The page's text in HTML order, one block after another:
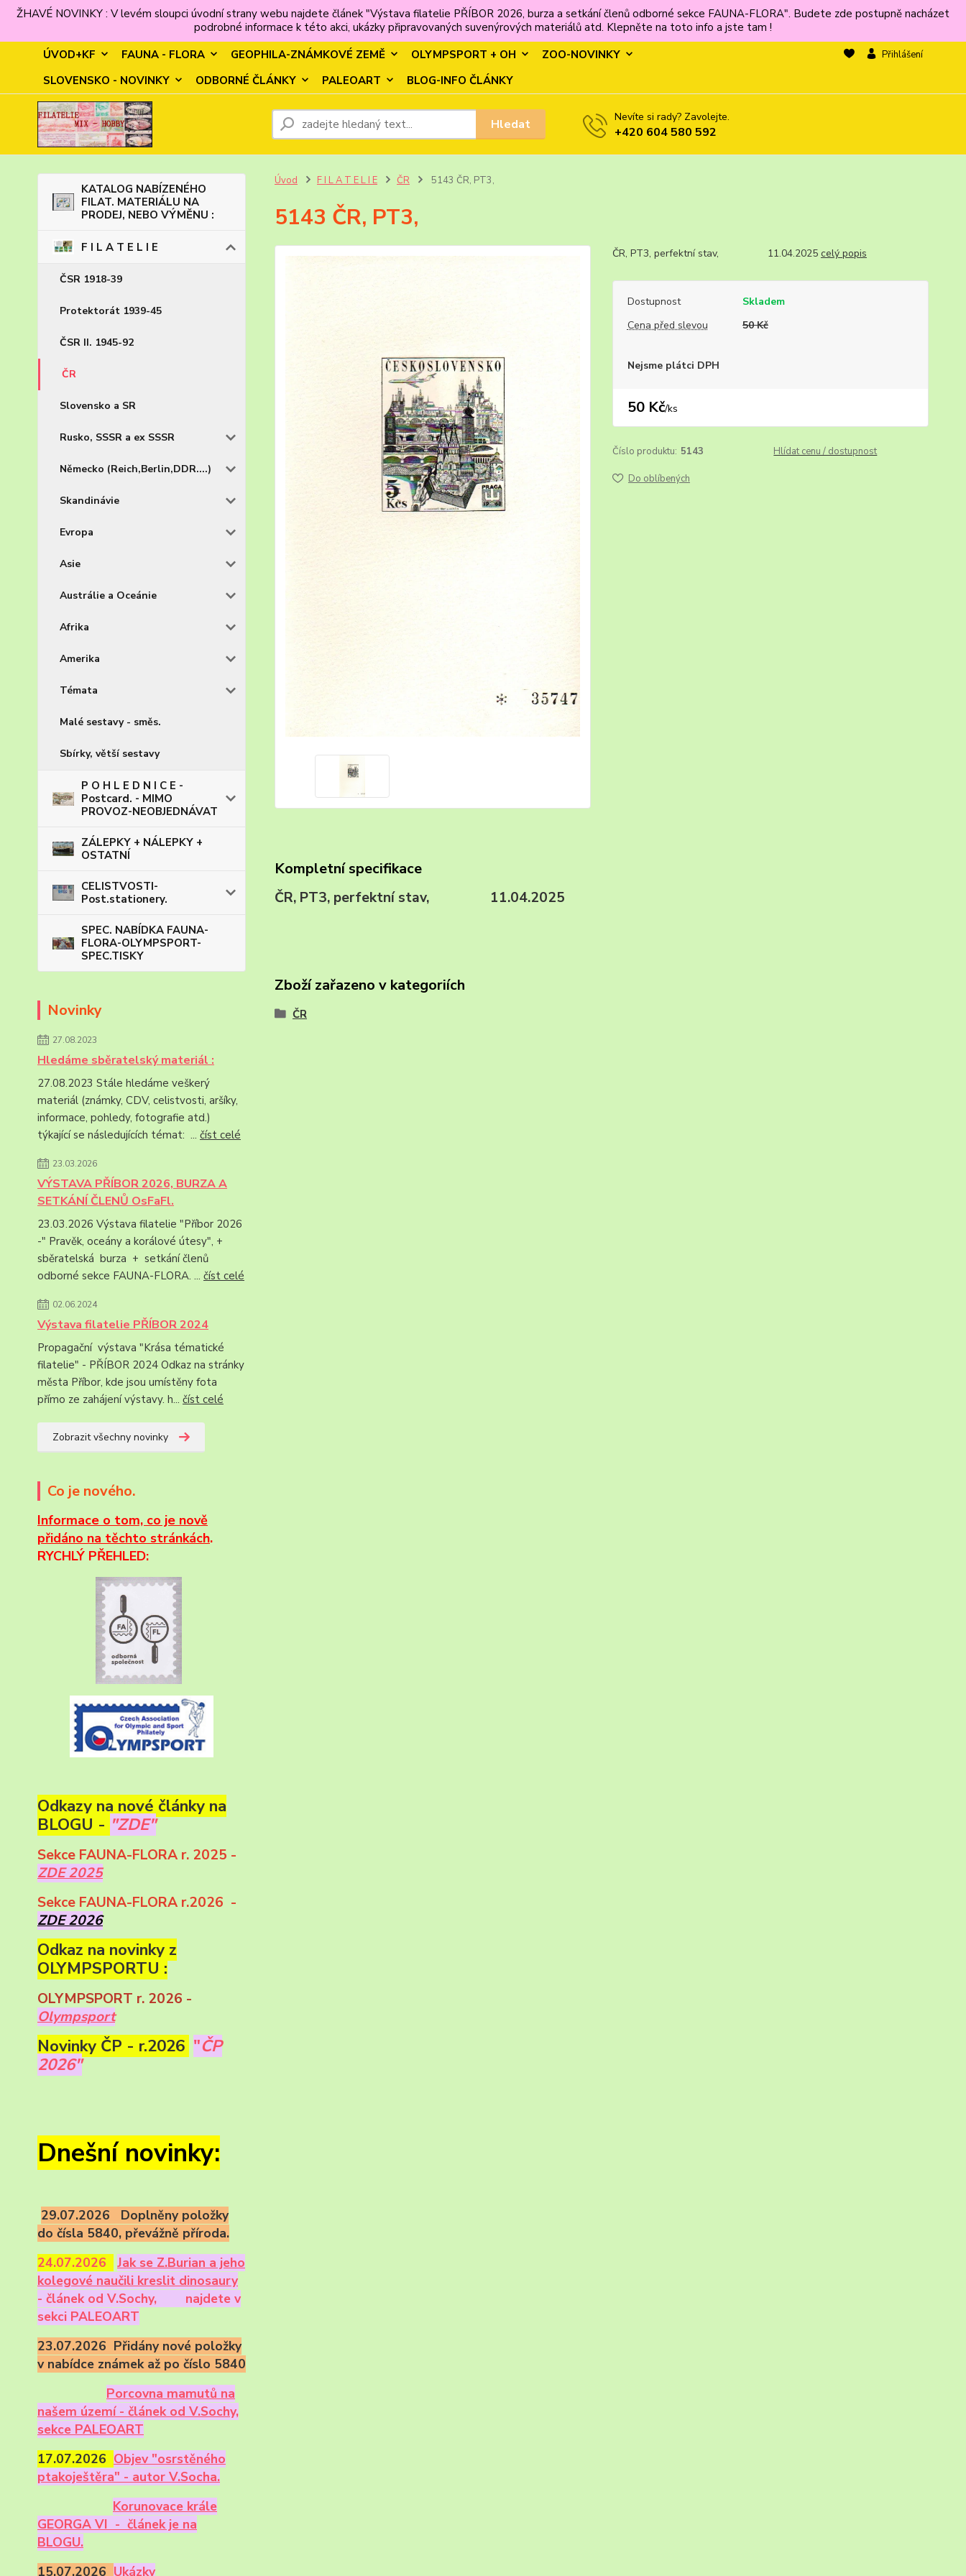
ŽHAVÉ NOVINKY : V levém sloupci úvodní strany webu najdete článek "Výstava filatelie PŘÍBOR 2026, burza a setkání členů odborné sekce FAUNA-FLORA". Budete zde postupně nacházet
podrobné informace k této akci, ukázky připravovaných suvenýrových materiálů atd. Klepněte na toto info a jste tam !
ÚVOD+KF
FAUNA - FLORA GEOPHILA-ZNÁMKOVÉ ZEMĚ OLYMPSPORT + OH
ZOO-NOVINKY
SLOVENSKO - NOVINKY
ODBORNÉ ČLÁNKY PALEOART BLOG-INFO ČLÁNKY
Přihlášení
Hledat Nevíte si rady? Zavolejte.
+420 604 580 592
KATALOG NABÍZENÉHO
FILAT. MATERIÁLU NA
PRODEJ, NEBO VÝMĚNU :
F I L A T E L I E
ČSR 1918-39
Protektorát 1939-45
ČSR II. 1945-92
ČR
Slovensko a SR
Rusko, SSSR a ex SSSR
Německo (Reich,Berlin,DDR....)
Skandinávie
Evropa
Asie
Austrálie a Oceánie
Afrika
Amerika
Témata
Malé sestavy - směs.
Sbírky, větší sestavy
P O H L E D N I C E -
Postcard. - MIMO
PROVOZ-NEOBJEDNÁVAT
ZÁLEPKY + NÁLEPKY +
OSTATNÍ
CELISTVOSTI-
Post.stationery.
SPEC. NABÍDKA FAUNA-
FLORA-OLYMPSPORT-
SPEC.TISKY
Novinky
27.08.2023
Hledáme sběratelský materiál :
27.08.2023 Stále hledáme veškerý
materiál (známky, CDV, celistvosti, aršíky,
informace, pohledy, fotografie atd.)
týkající se následujících témat: ... číst celé
23.03.2026
VÝSTAVA PŘÍBOR 2026, BURZA A
SETKÁNÍ ČLENŮ OsFaFl.
23.03.2026 Výstava filatelie "Příbor 2026
-" Pravěk, oceány a korálové útesy", +
sběratelská burza + setkání členů
odborné sekce FAUNA-FLORA. ... číst celé
02.06.2024
Výstava filatelie PŘÍBOR 2024
Propagační výstava "Krása tématické
filatelie" - PŘÍBOR 2024 Odkaz na stránky
města Příbor, kde jsou umístěny fota
přímo ze zahájení výstavy. h... číst celé
Zobrazit všechny novinky
Co je nového.
Informace o tom, co je nově
přidáno na těchto stránkách.
RYCHLÝ PŘEHLED:
Odkazy na nové články na
BLOGU - "ZDE"
Sekce FAUNA-FLORA r. 2025 -
ZDE 2025
Sekce FAUNA-FLORA r.2026 -
ZDE 2026
Odkaz na novinky z
OLYMPSPORTU :
OLYMPSPORT r. 2026 -
Olympsport
Novinky ČP - r.2026 "ČP
2026"
Dnešní novinky:
29.07.2026 Doplněny položky
do čísla 5840, převážně příroda.
24.07.2026
Jak se Z.Burian a jeho
kolegové naučili kreslit dinosaury
- článek od V.Sochy,
najdete v
sekci PALEOART
23.07.2026 Přidány nové položky
v nabídce známek až po číslo 5840
Porcovna mamutů na
našem území - článek od V.Sochy,
sekce PALEOART
17.07.2026 Objev "osrstěného
ptakoještěra" - autor V.Socha.
Korunovace krále
GEORGA VI - článek je na
BLOGU.
15.07.2026 Ukázky
Úvod F I L A T E L I E ČR 5143 ČR, PT3,
5143 ČR, PT3,
ČR, PT3, perfektní stav, 11.04.2025 celý popis
Dostupnost
Skladem
Cena před slevou
50 Kč
Nejsme plátci DPH
50 Kč/ks
Číslo produktu: 5143 Hlídat cenu / dostupnost
Do oblíbených
Kompletní specifikace
ČR, PT3, perfektní stav, 11.04.2025
Zboží zařazeno v kategoriích
ČR